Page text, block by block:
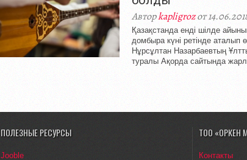
Авторkapligrozот
Қазақстанда енді шілде
домбыра күні ретінде аталып
Нұрсұлтан Назарбаевтың
туралы Ақорда сайтында
ПОЛЕЗНЫЕ РЕСУРСЫ
Jooble
ТОО «ОРКЕН
Контакты